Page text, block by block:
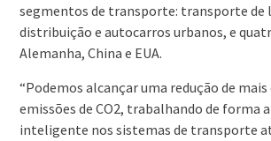
segmentos de transporte: transporte de
distribuição e autocarros urbanos, e
Alemanha, China e EUA.
“Podemos alcançar uma redução de mais
emissões de CO2, trabalhando de forma
inteligente nos sistemas de transporte